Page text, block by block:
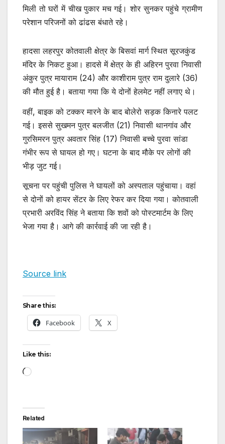
मिली तो घरों में चीख पुकार मच गई। शोर सुनकर पहुंचे ग्रामीण
परेशान परिजनों को ढांढस बंधाते रहे।
हादसा लहरपुर कोतवाली क्षेत्र के बिसवां मार्ग स्थित सूरजकुंड
मंदिर के निकट हुआ। हादसे में क्षेत्र के ही अहिरन पुरवा निवासी
अंकुर पुत्र मायाराम (24) और काशीराम पुत्र राम दुलारे (36)
की मौत हुई है। बताया गया कि ये दोनों हेलमेट नहीं लगाए थे।
वहीं, बाइक को टक्कर मारने के बाद बोलेरो सड़क किनारे पलट
गई। इससे सुखमन पुत्र बलजीत (21) निवासी थानगांव और
गुरसिमरन पुत्र अवतार सिंह (17) निवासी बच्चे पुरवा सांडा
गंभीर रूप से घायल हो गए। घटना के बाद मौके पर लोगों की
भीड़ जुट गई।
सूचना पर पहुंची पुलिस ने घायलों को अस्पताल पहुंचाया। वहां
से दोनों को हायर सेंटर के लिए रेफर कर दिया गया। कोतवाली
प्रभारी अरविंद सिंह ने बताया कि शवों को पोस्टमार्टम के लिए
भेजा गया है। आगे की कार्रवाई की जा रही है।
Source link
Share this:
Facebook X
Like this:
Loading…
Related